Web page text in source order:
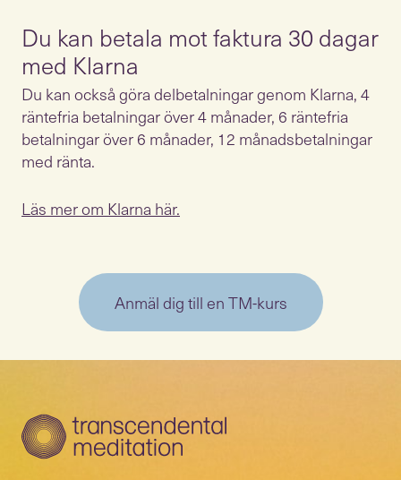
Du kan betala mot faktura 30 dagar
med Klarna
Du kan också göra delbetalningar genom Klarna, 4
räntefria betalningar över 4 månader, 6 räntefria
betalningar över 6 månader, 12 månadsbetalningar
med ränta.
Läs mer om Klarna här.
Anmäl dig till en TM-kurs